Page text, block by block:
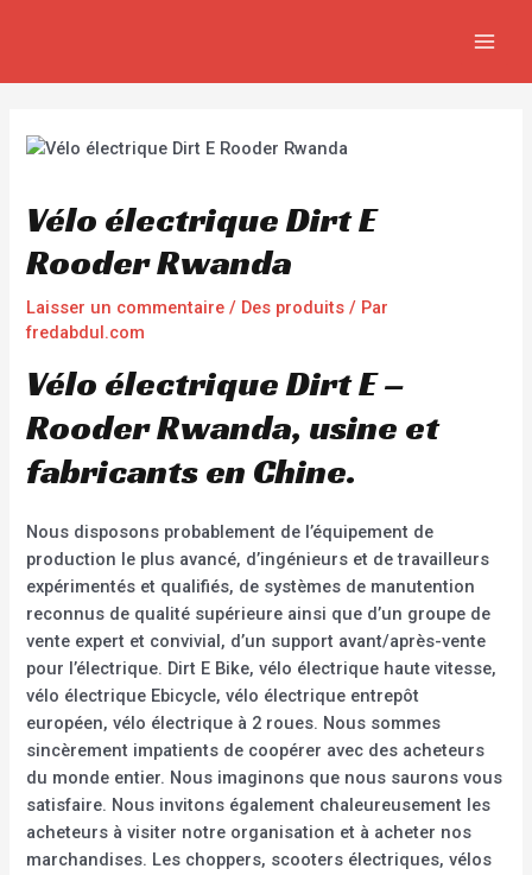
Vélo électrique Dirt E
Rooder Rwanda
Laisser un commentaire / Des produits / Par
fredabdul.com
Vélo électrique Dirt E –
Rooder Rwanda, usine et
fabricants en Chine.
Nous disposons probablement de l’équipement de
production le plus avancé, d’ingénieurs et de travailleurs
expérimentés et qualifiés, de systèmes de manutention
reconnus de qualité supérieure ainsi que d’un groupe de
vente expert et convivial, d’un support avant/après-vente
pour l’électrique. Dirt E Bike, vélo électrique haute vitesse,
vélo électrique Ebicycle, vélo électrique entrepôt
européen, vélo électrique à 2 roues. Nous sommes
sincèrement impatients de coopérer avec des acheteurs
du monde entier. Nous imaginons que nous saurons vous
satisfaire. Nous invitons également chaleureusement les
acheteurs à visiter notre organisation et à acheter nos
marchandises. Les choppers, scooters électriques, vélos